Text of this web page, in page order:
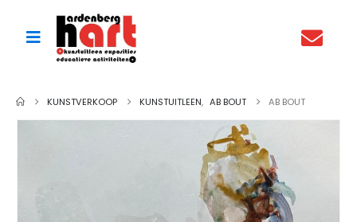
KUNSTVERKOOP KUNSTUITLEEN, AB BOUT AB BOUT